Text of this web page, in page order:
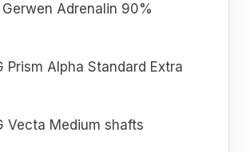
Adrenalin 90%
Prism Alpha Standard Extra
Vecta Medium shafts